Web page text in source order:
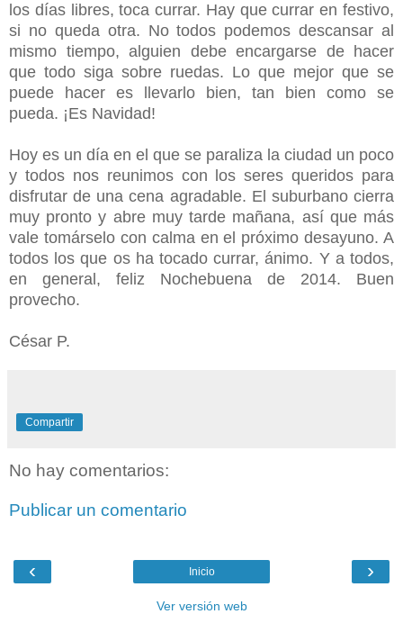
los días libres, toca currar. Hay que currar en festivo,
si no queda otra. No todos podemos descansar al
mismo tiempo, alguien debe encargarse de hacer
que todo siga sobre ruedas. Lo que mejor que se
puede hacer es llevarlo bien, tan bien como se
pueda. ¡Es Navidad!
Hoy es un día en el que se paraliza la ciudad un poco
y todos nos reunimos con los seres queridos para
disfrutar de una cena agradable. El suburbano cierra
muy pronto y abre muy tarde mañana, así que más
vale tomárselo con calma en el próximo desayuno. A
todos los que os ha tocado currar, ánimo. Y a todos,
en general, feliz Nochebuena de 2014. Buen
provecho.
César P.
Compartir
No hay comentarios:
Publicar un comentario
‹ ›
Inicio
Ver versión web